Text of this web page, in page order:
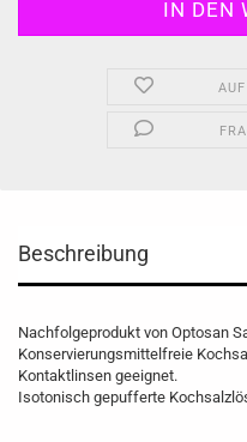
Beschreibung
Nachfolgeprodukt von Optosan
Konservierungsmittelfreie
Kontaktlinsen geeignet.
Isotonisch gepufferte